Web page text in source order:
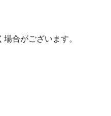
合がございます。